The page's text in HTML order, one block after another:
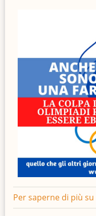
Per saperne di più su